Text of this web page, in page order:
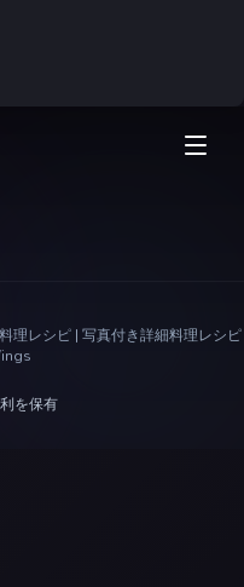
料理レシピ | 写真付き詳細料理レシ
を保有